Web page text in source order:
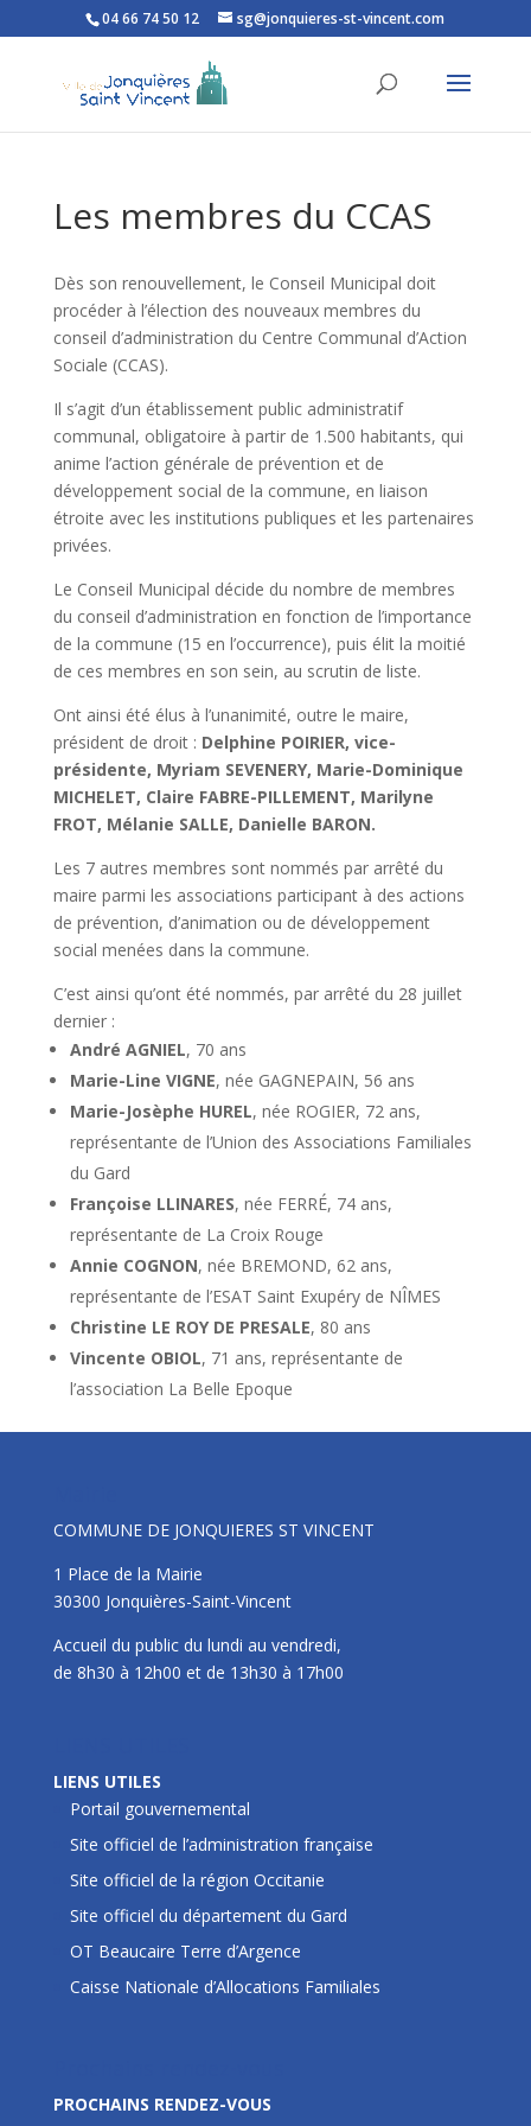
Ouvrir la barre d’outils
04 66 74 50 12 sg@jonquieres-st-vincent.com
Les membres du CCAS
Dès son renouvellement, le Conseil Municipal doit
procéder à l’élection des nouveaux membres du
conseil d’administration du Centre Communal d’Action
Sociale (CCAS).
Il s’agit d’un établissement public administratif
communal, obligatoire à partir de 1.500 habitants, qui
anime l’action générale de prévention et de
développement social de la commune, en liaison
étroite avec les institutions publiques et les partenaires
privées.
Le Conseil Municipal décide du nombre de membres
du conseil d’administration en fonction de l’importance
de la commune (15 en l’occurrence), puis élit la moitié
de ces membres en son sein, au scrutin de liste.
Ont ainsi été élus à l’unanimité, outre le maire,
président de droit : Delphine POIRIER, vice-
présidente, Myriam SEVENERY, Marie-Dominique
MICHELET, Claire FABRE-PILLEMENT, Marilyne
FROT, Mélanie SALLE, Danielle BARON.
Les 7 autres membres sont nommés par arrêté du
maire parmi les associations participant à des actions
de prévention, d’animation ou de développement
social menées dans la commune.
C’est ainsi qu’ont été nommés, par arrêté du 28 juillet
dernier :
André AGNIEL, 70 ans
Marie-Line VIGNE, née GAGNEPAIN, 56 ans
Marie-Josèphe HUREL, née ROGIER, 72 ans,
représentante de l’Union des Associations Familiales
du Gard
Françoise LLINARES, née FERRÉ, 74 ans,
représentante de La Croix Rouge
Annie COGNON, née BREMOND, 62 ans,
représentante de l’ESAT Saint Exupéry de NÎMES
Christine LE ROY DE PRESALE, 80 ans
Vincente OBIOL, 71 ans, représentante de
l’association La Belle Epoque
COMMUNE DE JONQUIERES ST VINCENT
1 Place de la Mairie
30300 Jonquières-Saint-Vincent
Accueil du public du lundi au vendredi,
de 8h30 à 12h00 et de 13h30 à 17h00
LIENS UTILES
Portail gouvernemental
Site officiel de l’administration française
Site officiel de la région Occitanie
Site officiel du département du Gard
OT Beaucaire Terre d’Argence
Caisse Nationale d’Allocations Familiales
PROCHAINS RENDEZ-VOUS